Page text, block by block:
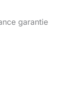
garantie